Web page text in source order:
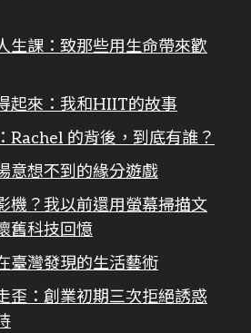
生課：致那些用生命帶來歡
起來：我和HIIT的故事
Rachel 的背後，到底有誰？
意想不到的緣分遊戲
機？我以前還用螢幕掃描文
舊科技回憶
臺灣發現的生活藝術
歪：創業初期三次拒絕誘惑